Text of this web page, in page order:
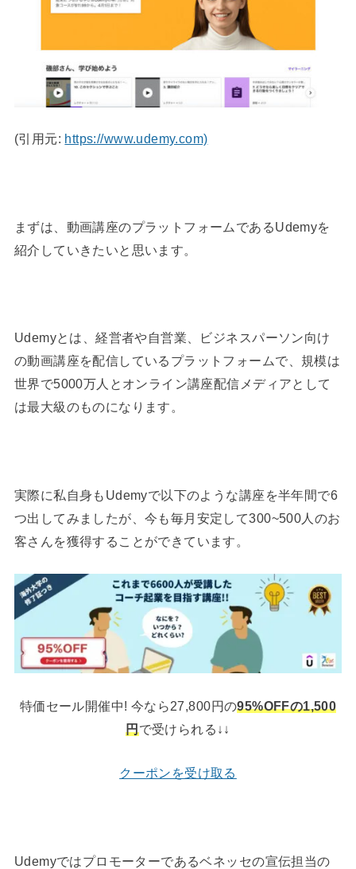
(引用元: https://www.udemy.com)
まずは、動画講座のプラットフォームであるUdemyを
紹介していきたいと思います。
Udemyとは、経営者や自営業、ビジネスパーソン向け
の動画講座を配信しているプラットフォームで、規模は
世界で5000万人とオンライン講座配信メディアとして
は最大級のものになります。
実際に私自身もUdemyで以下のような講座を半年間で6
つ出してみましたが、今も毎月安定して300~500人のお
客さんを獲得することができています。
特価セール開催中! 今なら27,800円の95%OFFの1,500
円で受けられる↓↓
クーポンを受け取る
Udemyではプロモーターであるベネッセの宣伝担当の